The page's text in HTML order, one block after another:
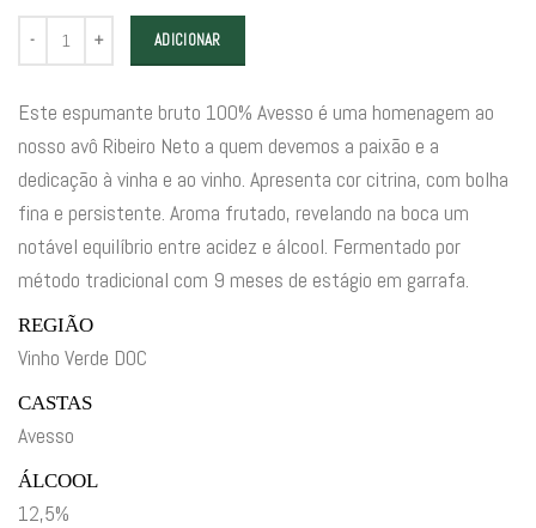
Este espumante bruto 100% Avesso é uma homenagem ao
nosso avô Ribeiro Neto a quem devemos a paixão e a
dedicação à vinha e ao vinho. Apresenta cor citrina, com bolha
fina e persistente. Aroma frutado, revelando na boca um
notável equilíbrio entre acidez e álcool. Fermentado por
método tradicional com 9 meses de estágio em garrafa.
REGIÃO
Vinho Verde DOC
CASTAS
Avesso
ÁLCOOL
12,5%
Quantidade de Espumante Ribeiro Neto
ADICIONAR